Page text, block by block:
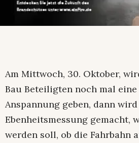
Am Mittwoch, 30. Oktober,
Bau Beteiligten noch mal eine
Anspannung geben, dann
Ebenheitsmessung gemacht,
werden soll, ob die Fahrbahn